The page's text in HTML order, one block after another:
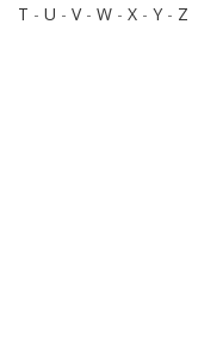
T - U - V- W - X - Y - Z